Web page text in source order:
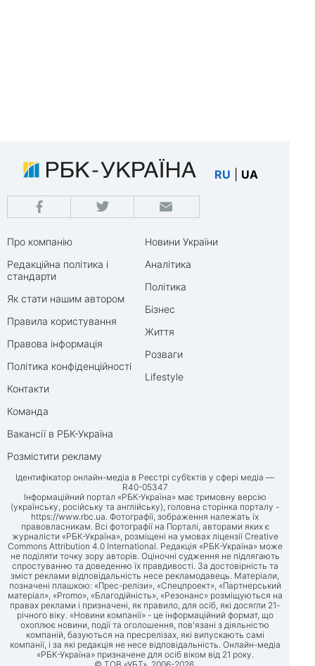
RU UA
Про компанію
Редакційна політика і
стандарти
Як стати нашим автором
Правила користування
Правова інформація
Політика конфіденційності
Контакти
Команда
Вакансії в РБК-Україна
Розмістити рекламу
Новини України
Аналітика
Політика
Бізнес
Життя
Розваги
Lifestyle
Ідентифікатор онлайн-медіа в Реєстрі суб’єктів у сфері медіа —
R40-05347
Інформаційний портал «РБК-Україна» має тримовну версію
(українську, російську та англійську), головна сторінка порталу -
https://www.rbc.ua. Фотографії, зображення належать їх
правовласникам. Всі фотографії на Порталі, авторами яких є
журналісти «РБК-Україна», розміщені на умовах ліцензії Creative
Commons Attribution 4.0 International. Редакція «РБК-Україна» може
не поділяти точку зору авторів. Оціночні судження не підлягають
спростуванню та доведенню їх правдивості. За достовірність та
зміст реклами відповідальність несе рекламодавець. Матеріали,
позначені плашкою: «Прес-релізи», «Спецпроект», «Партнерський
матеріал», «Promo», «Благодійність», «Резонанс» розміщуються на
правах реклами і призначені, як правило, для осіб, які досягли 21-
річного віку. «Новини компанії» - це інформаційний формат, що
охоплює новини, події та оголошення, пов'язані з діяльністю
компаній, базуються на пресрелізах, які випускають самі
компанії, і за які редакція не несе відповідальність. Онлайн-медіа
«РБК-Україна» призначене для осіб віком від 21 року.